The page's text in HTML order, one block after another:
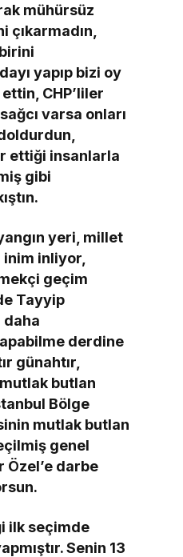
mühürsüz
çıkarmadın,
yapıp bizi oy
CHP’liler
varsa onları
ettiği insanlarla
gibi
yeri, millet
inliyor,
geçim
Tayyip
daha
derdine
günahtır,
butlan
Bölge
mutlak butlan
genel
Özel’e darbe
ilk seçimde
Senin 13